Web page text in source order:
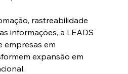
rastreabilidade
informações, a LEADS
empresas em
expansão em